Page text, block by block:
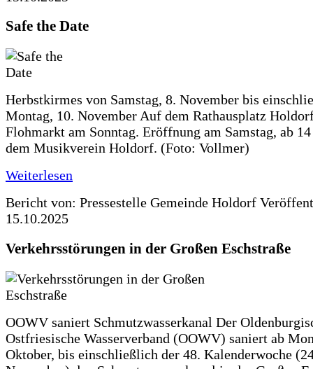
Safe the Date
Herbstkirmes von Samstag, 8. November bis
Montag, 10. November Auf dem Rathausplatz
Flohmarkt am Sonntag. Eröffnung am Samstag, ab
dem Musikverein Holdorf. (Foto: Vollmer)
Weiterlesen
Bericht von: Pressestelle Gemeinde Holdorf
15.10.2025
Verkehrsstörungen in der Großen Eschstraße
OOWV saniert Schmutzwasserkanal Der
Ostfriesische Wasserverband (OOWV) saniert ab
Oktober, bis einschließlich der 48. Kalenderwoche